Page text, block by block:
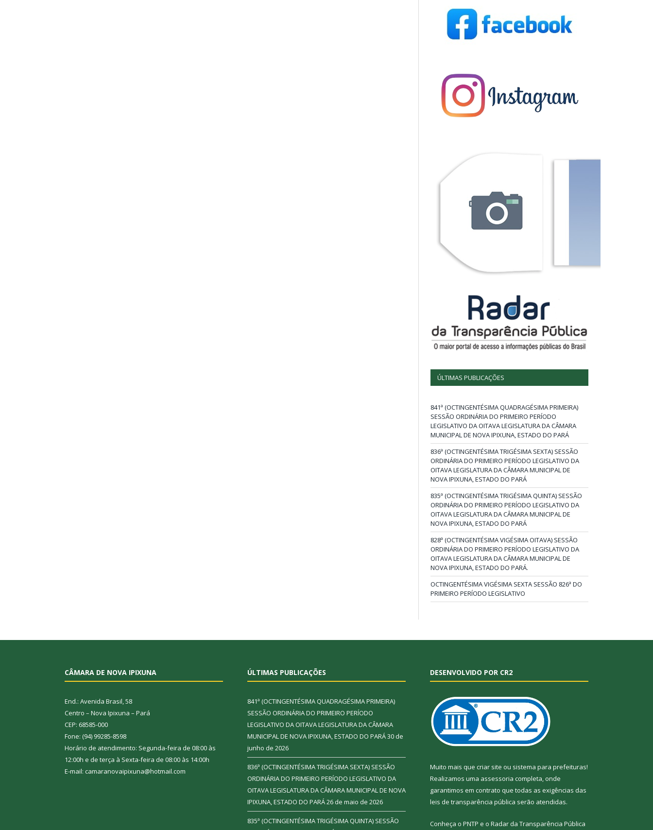
ÚLTIMAS PUBLICAÇÕES
841ª (OCTINGENTÉSIMA QUADRAGÉSIMA PRIMEIRA)
SESSÃO ORDINÁRIA DO PRIMEIRO PERÍODO
LEGISLATIVO DA OITAVA LEGISLATURA DA CÂMARA
MUNICIPAL DE NOVA IPIXUNA, ESTADO DO PARÁ
836ª (OCTINGENTÉSIMA TRIGÉSIMA SEXTA) SESSÃO
ORDINÁRIA DO PRIMEIRO PERÍODO LEGISLATIVO DA
OITAVA LEGISLATURA DA CÂMARA MUNICIPAL DE
NOVA IPIXUNA, ESTADO DO PARÁ
835ª (OCTINGENTÉSIMA TRIGÉSIMA QUINTA) SESSÃO
ORDINÁRIA DO PRIMEIRO PERÍODO LEGISLATIVO DA
OITAVA LEGISLATURA DA CÂMARA MUNICIPAL DE
NOVA IPIXUNA, ESTADO DO PARÁ
828ª (OCTINGENTÉSIMA VIGÉSIMA OITAVA) SESSÃO
ORDINÁRIA DO PRIMEIRO PERÍODO LEGISLATIVO DA
OITAVA LEGISLATURA DA CÂMARA MUNICIPAL DE
NOVA IPIXUNA, ESTADO DO PARÁ.
OCTINGENTÉSIMA VIGÉSIMA SEXTA SESSÃO 826ª DO
PRIMEIRO PERÍODO LEGISLATIVO
CÂMARA DE NOVA IPIXUNA
End.: Avenida Brasil, 58
Centro – Nova Ipixuna – Pará
CEP: 68585-000
Fone: (94) 99285-8598
Horário de atendimento: Segunda-feira de 08:00 às
12:00h e de terça à Sexta-feira de 08:00 às 14:00h
E-mail: camaranovaipixuna@hotmail.com
ÚLTIMAS PUBLICAÇÕES
841ª (OCTINGENTÉSIMA QUADRAGÉSIMA PRIMEIRA)
SESSÃO ORDINÁRIA DO PRIMEIRO PERÍODO
LEGISLATIVO DA OITAVA LEGISLATURA DA CÂMARA
MUNICIPAL DE NOVA IPIXUNA, ESTADO DO PARÁ30 de
junho de 2026
836ª (OCTINGENTÉSIMA TRIGÉSIMA SEXTA) SESSÃO
ORDINÁRIA DO PRIMEIRO PERÍODO LEGISLATIVO DA
OITAVA LEGISLATURA DA CÂMARA MUNICIPAL DE NOVA
IPIXUNA, ESTADO DO PARÁ26 de maio de 2026
835ª (OCTINGENTÉSIMA TRIGÉSIMA QUINTA) SESSÃO
DESENVOLVIDO POR CR2
Muito mais que criar site ou sistema para prefeituras!
Realizamos uma assessoria completa, onde
garantimos em contrato que todas as exigências das
leis de transparência pública serão atendidas.
Conheça o PNTP e o Radar da Transparência Pública